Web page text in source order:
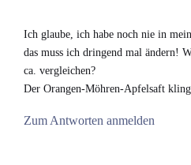
Ich glaube, ich habe noch nie in
das muss ich dringend mal ändern!
ca. vergleichen?
Der Orangen-Möhren-Apfelsaft
Zum Antworten anmelden